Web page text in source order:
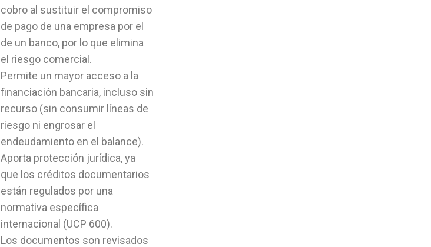
cobro al sustituir el compromiso
de pago de una empresa por el
de un banco, por lo que elimina
el riesgo comercial.
Permite un mayor acceso a la
financiación bancaria, incluso sin
recurso (sin consumir líneas de
riesgo ni engrosar el
endeudamiento en el balance).
Aporta protección jurídica, ya
que los créditos documentarios
están regulados por una
normativa específica
internacional (UCP 600).
Los documentos son revisados